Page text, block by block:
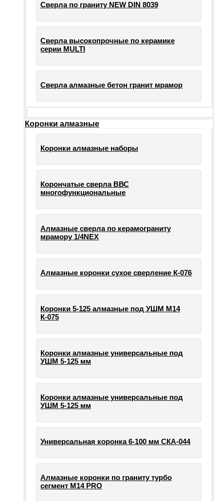
Сверла по граниту NEW DIN 8039
Сверла высокопрочные по керамике
серии MULTI
Сверла алмазные бетон гранит мрамор
Коронки алмазные
Коронки алмазные наборы
Корончатые сверла ВВС
многофункциональные
Алмазные сверла по керамограниту
мрамору 1/4NEX
Алмазные коронки сухое сверление К-076
Коронки 5-125 алмазные под УШМ М14
К-075
Коронки алмазные универсальные под
УШМ 5-125 мм
Коронки алмазные универсальные под
УШМ 5-125 мм
Универсальная коронка 6-100 мм СКА-044
Алмазные коронки по граниту турбо
сегмент М14 PRO